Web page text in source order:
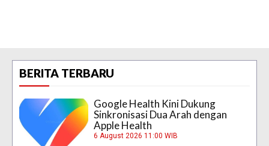
BERITA TERBARU
Google Health Kini Dukung
Sinkronisasi Dua Arah dengan
Apple Health
6 August 2026 11:00 WIB